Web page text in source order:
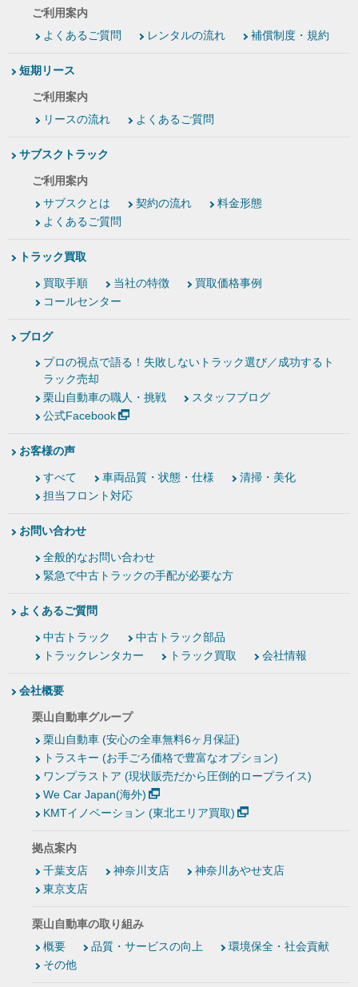
ご利用案内
よくあるご質問
レンタルの流れ 補償制度・規約
短期リース
ご利用案内
リースの流れ
よくあるご質問
サブスクトラック
ご利用案内
サブスクとは
契約の流れ
料金形態
よくあるご質問
トラック買取
買取手順 当社の特徴
買取価格事例
コールセンター
ブログ
プロの視点で語る！失敗しないトラック選び／成功するト
ラック売却
栗山自動車の職人・挑戦
スタッフブログ
公式Facebook
お客様の声
すべて 車両品質・状態・仕様
清掃・美化
担当フロント対応
お問い合わせ
全般的なお問い合わせ
緊急で中古トラックの手配が必要な方
よくあるご質問
中古トラック
中古トラック部品
トラックレンタカー
トラック買取 会社情報
会社概要
栗山自動車グループ
栗山自動車 (安心の全車無料6ヶ月保証)
トラスキー (お手ごろ価格で豊富なオプション)
ワンプラストア (現状販売だから圧倒的ロープライス)
We Car Japan(海外)
KMTイノベーション (東北エリア買取)
拠点案内
千葉支店
神奈川支店
神奈川あやせ支店
東京支店
栗山自動車の取り組み
概要
品質・サービスの向上
環境保全・社会貢献
その他